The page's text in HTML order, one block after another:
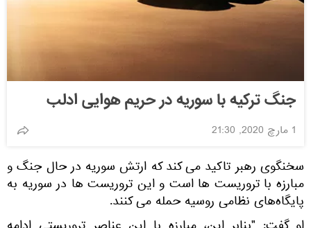
جنگ ترکیه با سوریه در حریم هوایی ادلب
1 مارچ 2020, 21:30
سخنگوی رهبر تاکید می کند که ارتش سوریه در حال جنگ و
مبارزه با تروریست ها است و این تروریست ها در سوریه به
پایگاه‌های نظامی روسیه حمله می کنند.